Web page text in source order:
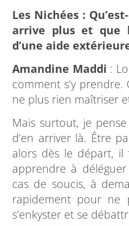
Les Nichées :
arrive plus et que
d’une aide
Amandine Maddi :
comment s’y
ne plus rien maîtriser
Mais surtout, je
d’en arriver là. Être
alors dès le départ, il
apprendre à
cas de soucis, à
rapidement pour ne
s’enkyster et se